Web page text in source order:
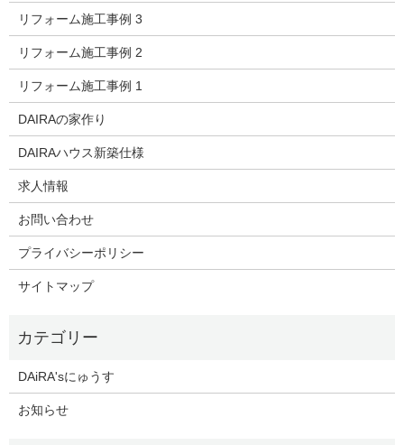
リフォーム施工事例 3
リフォーム施工事例 2
リフォーム施工事例 1
DAIRAの家作り
DAIRAハウス新築仕様
求人情報
お問い合わせ
プライバシーポリシー
サイトマップ
DAiRA'sにゅうす
お知らせ